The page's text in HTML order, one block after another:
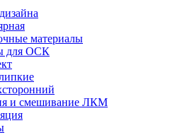
материалы
для ОСК
и смешивание ЛКМ